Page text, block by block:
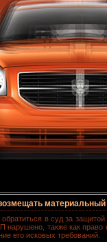
в суд за
также как
его исковых требований.